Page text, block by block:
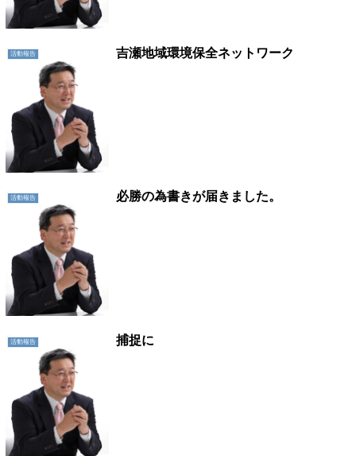
活動報告 吉瀬地域環境保全ネットワーク
活動報告 必勝の為書きが届きました。
活動報告 捕捉に